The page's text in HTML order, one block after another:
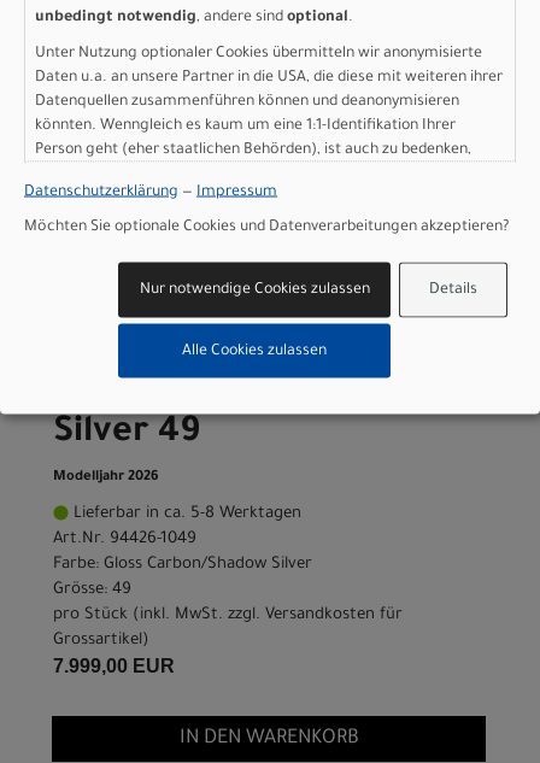
D-83607 Holzkirchen
+49 8024 90 288 01
Varianten
Specialized Roubaix SL8
Pro - SRAM Force AXS
Gloss Carbon/Shadow
Silver 49
Modelljahr 2026
Lieferbar in ca. 5-8 Werktagen
Art.Nr. 94426-1049
Farbe: Gloss Carbon/Shadow Silver
Grösse: 49
pro Stück (inkl. MwSt. zzgl. Versandkosten für
Grossartikel )
7.999,00 EUR
IN DEN WARENKORB
unbedingt notwendig, andere sind optional.
Unter Nutzung optionaler Cookies übermitteln wir anonymisierte
Daten u.a. an unsere Partner in die USA, die diese mit weiteren ihrer
Datenquellen zusammenführen können und deanonymisieren
könnten. Wenngleich es kaum um eine 1:1-Identifikation Ihrer
Person geht (eher staatlichen Behörden), ist auch zu bedenken,
sind wie bei uns in der Europäischen Union.
Datenschutzerklärung — Impressum
Möchten Sie optionale Cookies und Datenverarbeitungen akzeptieren?
Details
Nur notwendige Cookies zulassen
Alle Cookies zulassen